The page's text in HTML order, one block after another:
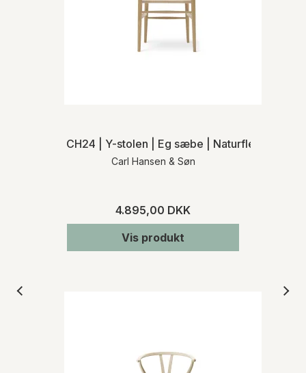
CH24 | Y-stolen | Eg sæbe | Naturflet | MH
Carl Hansen & Søn
4.895,00 DKK
Vis produkt